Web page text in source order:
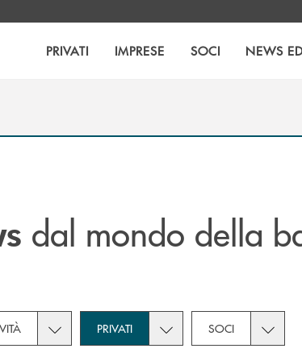
PRIVATI IMPRESE SOCI NEWS
dal mondo della
Toggle subcategories dropdown for Novità
PRIVATI Toggle subcategories
SOCI Toggle